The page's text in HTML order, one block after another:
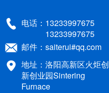
1200度气氛箱式炉12升：STR
STR M6-12高温马弗炉技术参
1100度水冷抗热震性试验机:
电话： 13233997675
13233997675
邮件： saiterui#qq.com
地址：洛阳高新区火炬创
新创业园Sintering
Furnace